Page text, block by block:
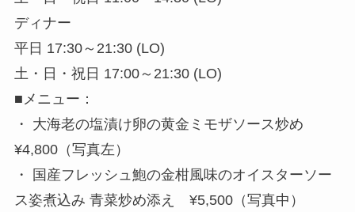
ディナー
平日 17:30～21:30 (LO)
土・日・祝日 17:00～21:30 (LO)
■メニュー：
・ 大海老の塩漬け卵の黄金ミモザソース炒め
¥4,800（写真左）
・ 国産フレッシュ鮑の金柑風味のオイスターソー
ス姿煮込み 青菜炒め添え ¥5,500（写真中）